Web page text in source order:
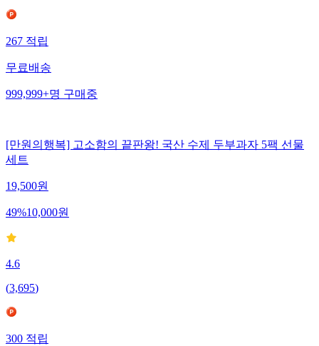
267 적립
무료배송
999,999+명 구매중
[만원의행복] 고소함의 끝판왕! 국산 수제 두부과자 5팩 선물
세트
19,500원
49%10,000원
4.6
(3,695)
300 적립